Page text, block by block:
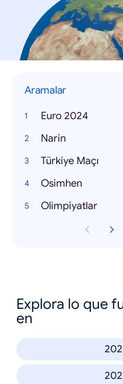
Aramalar
Euro 2024
Narin
Türkiye Maçı
Osimhen
Olimpiyatlar
Explora lo que
en